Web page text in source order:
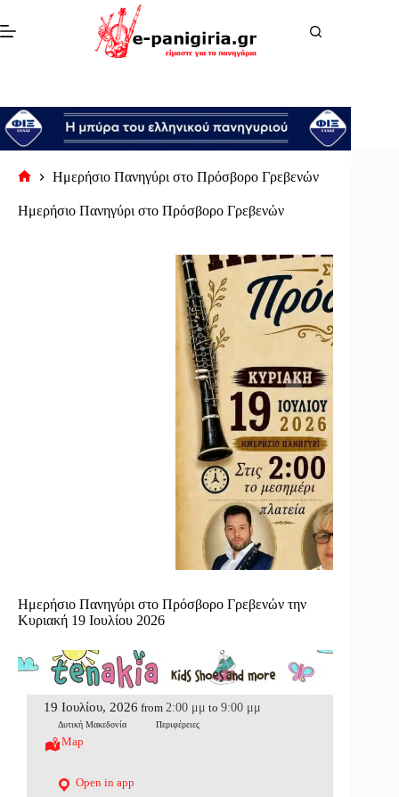
στο
περιεχόμενο
σελίδα
Ημερήσιο Πανηγύρι στο Πρόσβορο Γρεβενών
Ημερήσιο Πανηγύρι στο Πρόσβορο Γρεβενών
Ημερήσιο Πανηγύρι στο Πρόσβορο Γρεβενών την
Κυριακή 19 Ιουλίου 2026
19 Ιουλίου, 2026 from 2:00 μμ to 9:00 μμ
Δυτική Μακεδονία Περιφέρειες
Map
Open in app